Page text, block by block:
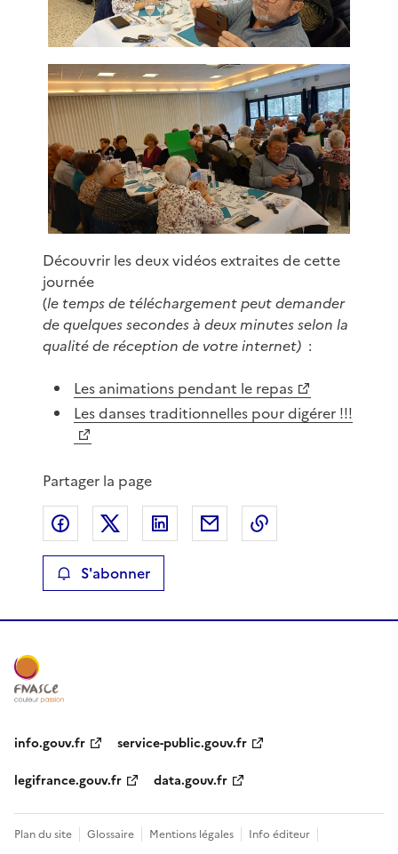
Découvrir les deux vidéos extraites de cette
journée
(le temps de téléchargement peut demander
de quelques secondes à deux minutes selon la
qualité de réception de votre internet) :
Les animations pendant le repas
Les danses traditionnelles pour digérer !!!
Partager la page
Partager sur Facebook
Partager sur XPartager sur LinkedIn
Partager par email
S'abonner
info.gouv.fr
service-public.gouv.fr
legifrance.gouv.fr
data.gouv.fr
Plan du site Glossaire Mentions légales
Info éditeur